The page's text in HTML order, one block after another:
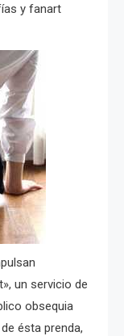
y fanart
un servicio de
obsequia
ésta prenda,